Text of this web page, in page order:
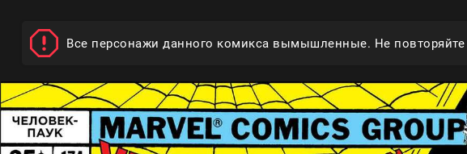
Все персонажи данного комикса вымышленные. Не повторяйте